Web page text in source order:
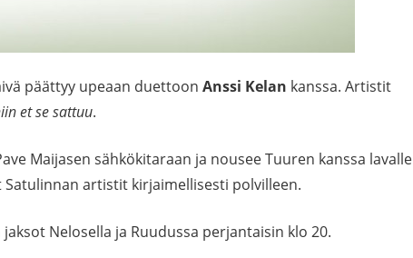
päättyy upeaan duettoon Anssi Kelan kanssa. Artistit
et se sattuu.
Maijasen sähkökitaraan ja nousee Tuuren kanssa lavalle
artistit kirjaimellisesti polvilleen.
Nelosella ja Ruudussa perjantaisin klo 20.